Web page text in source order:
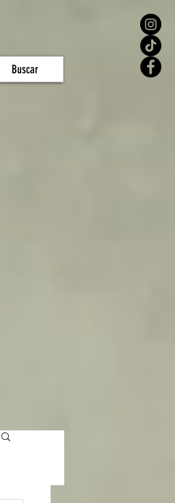
Buscar